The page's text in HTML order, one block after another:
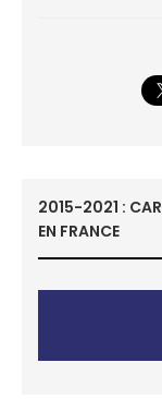
2015-2021 :
EN FRANCE